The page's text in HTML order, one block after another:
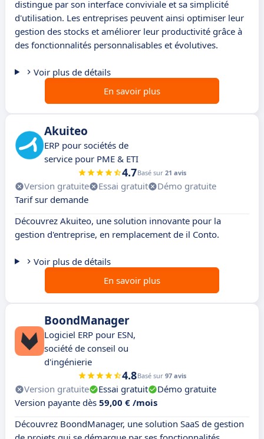
distingue par son interface conviviale et sa simplicité
d'utilisation. Les entreprises peuvent ainsi optimiser leur
gestion des stocks et améliorer leur productivité grâce à
des fonctionnalités personnalisables et évolutives.
Voir plus de détails
En savoir plus
Akuiteo
ERP pour sociétés de
service pour PME & ETI
4.7Basé sur 21 avis
Version gratuite Essai gratuit
Démo gratuite
Tarif sur demande
Découvrez Akuiteo, une solution innovante pour la
gestion d'entreprise, en remplacement de il Conto.
Voir plus de détails
En savoir plus
BoondManager
Logiciel ERP pour ESN,
société de conseil ou
d'ingénierie
4.8Basé sur 97 avis
Version gratuite Essai gratuit
Démo gratuite
Version payante dès 59,00 € /mois
Découvrez BoondManager, une solution SaaS de gestion